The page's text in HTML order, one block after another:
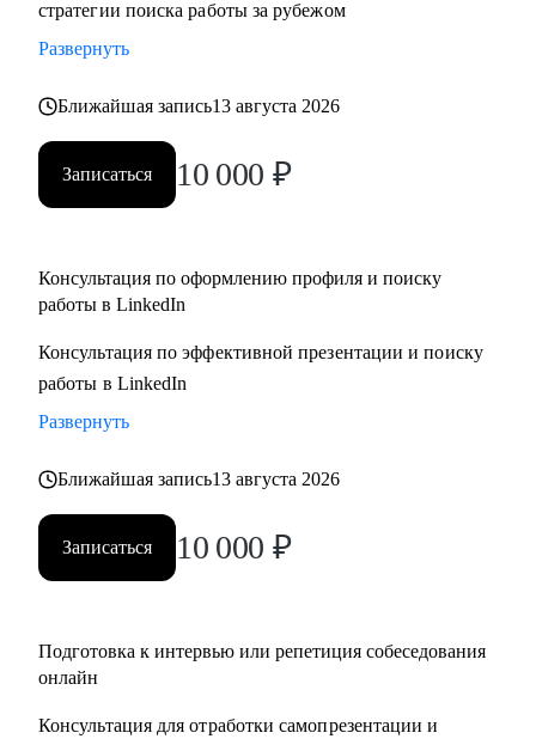
адаптация резюме под конкретную позицию, принципы
работы с джоб бордами, понимание уровня зарплат.
компанией (включая обсуждение зарплаты).
Кому могу помочь:
• Всем специалистам в сфере ИТ и маркетинга, кто хочет
• Руководителям и тем, кто хочет дорасти до
управленческих позиций
стратегии поиска работы за рубежом
Развернуть
Ближайшая запись13 августа 2026
Записаться 10 000 ₽
Консультация по оформлению профиля и поиску
работы в LinkedIn
Консультация по эффективной презентации и поиску
работы в LinkedIn
Развернуть
Ближайшая запись13 августа 2026
Записаться 10 000 ₽
Подготовка к интервью или репетиция собеседования
онлайн
Консультация для отработки самопрезентации и